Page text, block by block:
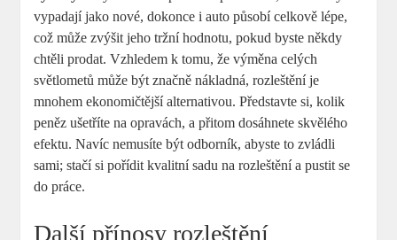
vypadají jako nové, dokonce i auto působí celkově lépe,
což může zvýšit jeho tržní hodnotu, pokud byste někdy
chtěli prodat. Vzhledem k tomu, že výměna celých
světlometů ‍může být značně nákladná, rozleštění je
mnohem ekonomičtější alternativou. Představte si, ‌kolik
peněz ušetříte na opravách, a přitom dosáhnete skvělého
efektu. Navíc nemusíte být odborník, abyste to zvládli
sami; stačí si pořídit kvalitní sadu na rozleštění a pustit⁢ se
do práce.
Další přínosy rozleštění